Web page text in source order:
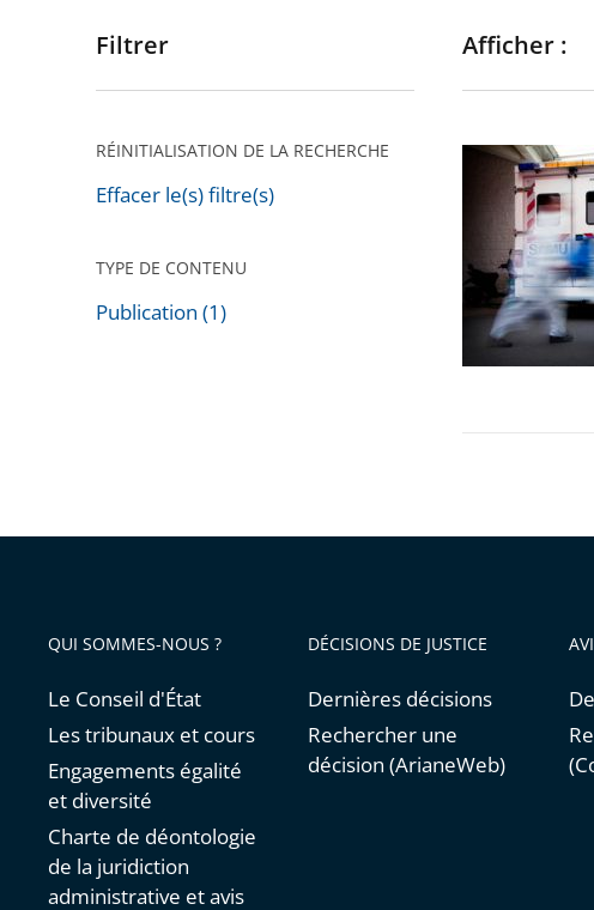
Passer
pour
après
Filtrer
RÉINITIALISATION DE LA RECHERCHE
Effacer le(s) filtre(s)
TYPE DE CONTENU
Publication (1)
Afficher :
Les
états
d’urgence
la
démocratie
sous
QUI SOMMES-NOUS ?
Le Conseil d'État
Les tribunaux et cours
Engagements égalité
et diversité
Charte de déontologie
de la juridiction
administrative et avis
DÉCISIONS DE JUSTICE
Dernières décisions
Rechercher une
décision (ArianeWeb)